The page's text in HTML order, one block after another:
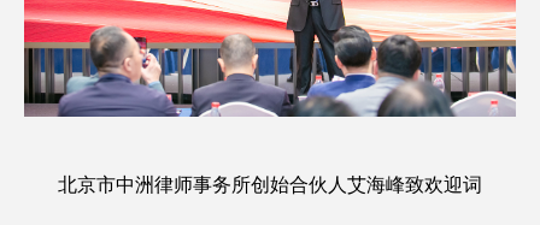
北京市中洲律师事务所创始合伙人艾海峰致欢迎词